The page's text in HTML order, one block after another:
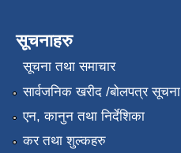
सूचनाहरु
सूचना तथा समाचार
सार्वजनिक खरीद /बोलपत्र सूचना
एन, कानुन तथा निर्देशिका
कर तथा शुल्कहरु